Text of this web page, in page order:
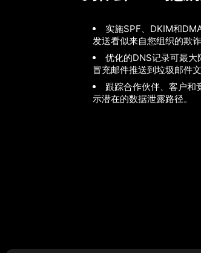
实施SPF、DKIM和
发送看似来自您组织的欺诈
优化的DNS记录可最
冒充邮件推送到垃圾邮件
跟踪合作伙伴、客户和
示潜在的数据泄露路径。